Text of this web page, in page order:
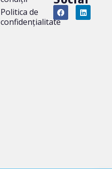
Politica de
confidențialitate